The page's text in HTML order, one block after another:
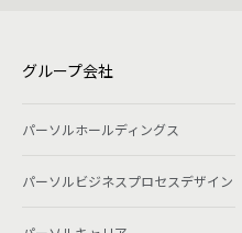
グループ会社
パーソルホールディングス
パーソルビジネスプロセスデザイン